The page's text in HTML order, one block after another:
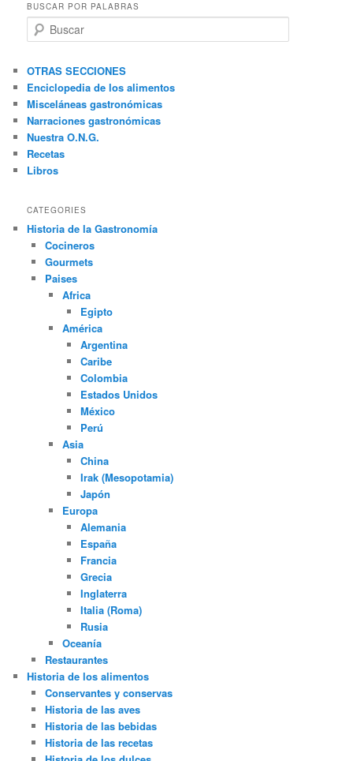
BUSCAR POR PALABRAS
u
c
a
r
OTRAS SECCIONES
Enciclopedia de los alimentos
Misceláneas gastronómicas
Narraciones gastronómicas
Nuestra O.N.G.
Recetas
Libros
CATEGORIES
Historia de la Gastronomía
Cocineros
Gourmets
Paises
Africa
Egipto
América
Argentina
Caribe
Colombia
Estados Unidos
México
Perú
Asia
China
Irak (Mesopotamia)
Japón
Europa
Alemania
España
Francia
Grecia
Inglaterra
Italia (Roma)
Rusia
Oceanía
Restaurantes
Historia de los alimentos
Conservantes y conservas
Historia de las aves
Historia de las bebidas
Historia de las recetas